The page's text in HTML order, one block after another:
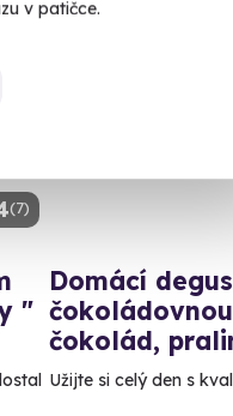
v patičce.
(7)
"
Domácí
čokolád,
Užijte si celý den s